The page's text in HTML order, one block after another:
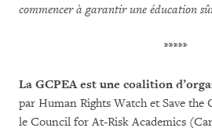
commencer à garantir une éducation
*****
La GCPEA est une coalition
par Human Rights Watch et Save
le Council for At-Risk Academics